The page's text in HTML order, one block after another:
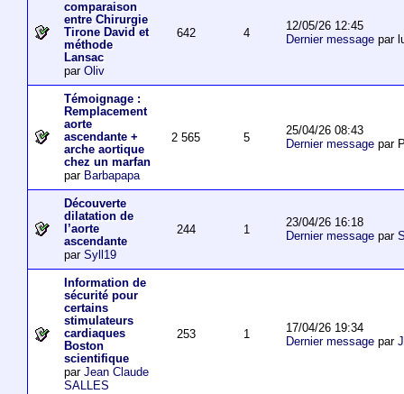
comparaison
entre Chirurgie
Tirone David et
méthode
Lansac
par Oliv
642 4
12/05/26 12:45
Dernier messagepar
Témoignage :
Remplacement
aorte
ascendante +
arche aortique
chez un marfan
par Barbapapa
2 565 5
25/04/26 08:43
Dernier messagepar
Découverte
dilatation de
l’aorte
ascendante
par Syll19
244 1
23/04/26 16:18
Dernier messagepar
Information de
sécurité pour
certains
stimulateurs
cardiaques
Boston
scientifique
par Jean Claude
SALLES
253 1
17/04/26 19:34
Dernier messagepar